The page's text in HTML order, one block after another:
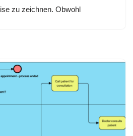
zu zeichnen. Obwohl